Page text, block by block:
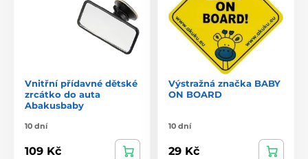
Vnitřní přídavné dětské
zrcátko do auta
Abakusbaby
10 dní
109 Kč
Výstražná značka BABY
ON BOARD
10 dní
29 Kč